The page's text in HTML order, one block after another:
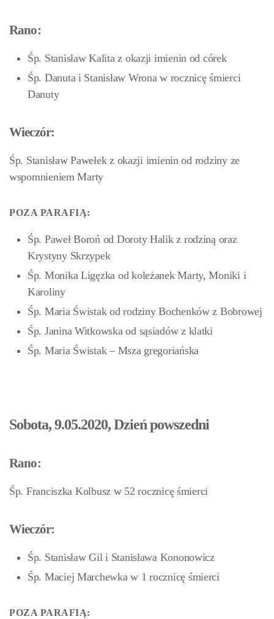
Rano:
Śp. Stanisław Kalita z okazji imienin od córek
Śp. Danuta i Stanisław Wrona w rocznicę śmierci
Danuty
Wieczór:
Śp. Stanisław Pawełek z okazji imienin od rodziny ze
wspomnieniem Marty
POZA PARAFIĄ:
Śp. Paweł Boroń od Doroty Halik z rodziną oraz
Krystyny Skrzypek
Śp. Monika Ligęzka od koleżanek Marty, Moniki i
Karoliny
Śp. Maria Świstak od rodziny Bochenków z Bobrowej
Śp. Janina Witkowska od sąsiadów z klatki
Śp. Maria Świstak – Msza gregoriańska
Sobota, 9.05.2020, Dzień powszedni
Rano:
Śp. Franciszka Kolbusz w 52 rocznicę śmierci
Wieczór:
Śp. Stanisław Gil i Stanisława Kononowicz
Śp. Maciej Marchewka w 1 rocznicę śmierci
POZA PARAFIĄ: